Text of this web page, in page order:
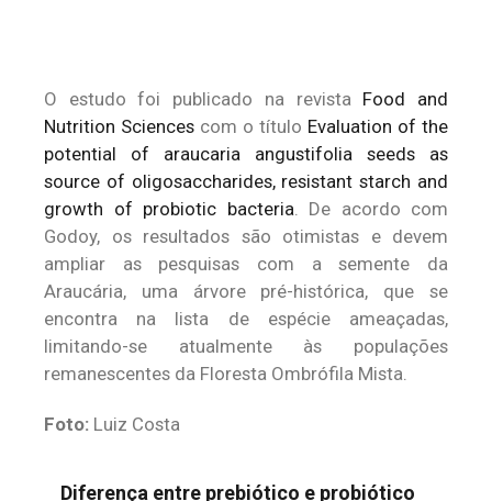
O estudo foi publicado na revista Food and
Nutrition Sciences com o título Evaluation of the
potential of araucaria angustifolia seeds as
source of oligosaccharides, resistant starch and
growth of probiotic bacteria. De acordo com
Godoy, os resultados são otimistas e devem
ampliar as pesquisas com a semente da
Araucária, uma árvore pré-histórica, que se
encontra na lista de espécie ameaçadas,
limitando-se atualmente às populações
remanescentes da Floresta Ombrófila Mista.
Foto: Luiz Costa
Diferença entre prebiótico e probiótico